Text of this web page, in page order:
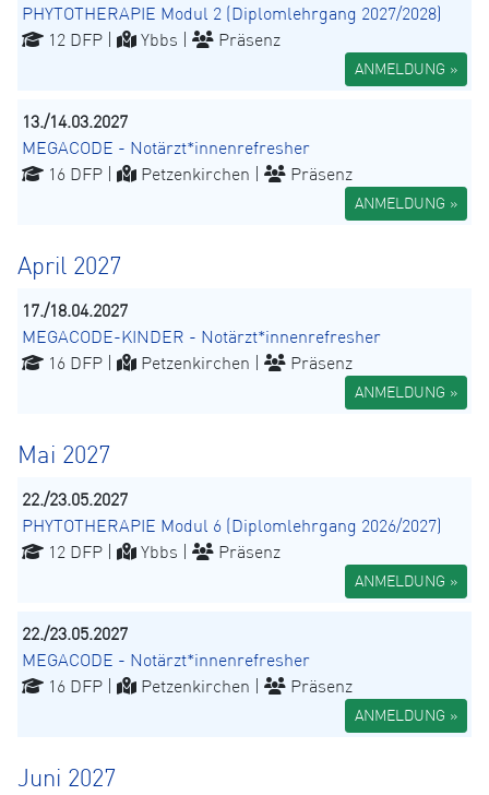
PHYTOTHERAPIE Modul 2 (Diplomlehrgang 2027/2028)
12 DFP |
Ybbs | Präsenz
ANMELDUNG »
13./14.03.2027
MEGACODE - Notärzt*innenrefresher
16 DFP |
Petzenkirchen | Präsenz
ANMELDUNG »
April 2027
17./18.04.2027
MEGACODE-KINDER - Notärzt*innenrefresher
16 DFP |
Petzenkirchen | Präsenz
ANMELDUNG »
Mai 2027
22./23.05.2027
PHYTOTHERAPIE Modul 6 (Diplomlehrgang 2026/2027)
12 DFP |
Ybbs | Präsenz
ANMELDUNG »
22./23.05.2027
MEGACODE - Notärzt*innenrefresher
16 DFP |
Petzenkirchen | Präsenz
ANMELDUNG »
Juni 2027